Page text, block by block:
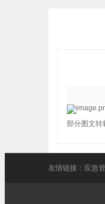
部分图文转
友情链接： 应急